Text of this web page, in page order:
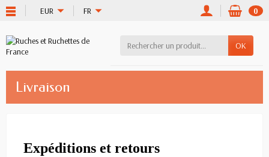
EUR FR 0
OK
Livraison
Expéditions et retours